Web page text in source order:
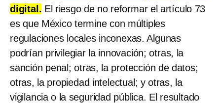
digital. El riesgo de no reformar el artículo 73
es que México termine con múltiples
regulaciones locales inconexas. Algunas
podrían privilegiar la innovación; otras, la
sanción penal; otras, la protección de datos;
otras, la propiedad intelectual; y otras, la
vigilancia o la seguridad pública. El resultado